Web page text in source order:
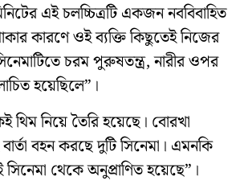
এই চলচ্চিত্রটি একজন নববিবাহিত
কারণে ওই ব্যক্তি কিছুতেই নিজের
চরম পুরুষতন্ত্র, নারীর ওপর
হয়েছিলে”।
থিম নিয়ে তৈরি হয়েছে। বোরখা
বহন করছে দুটি সিনেমা। এমনকি
সিনেমা থেকে অনুপ্রাণিত হয়েছে”।